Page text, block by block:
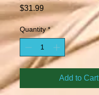
$31.99Price
Quantity *
Add to Cart